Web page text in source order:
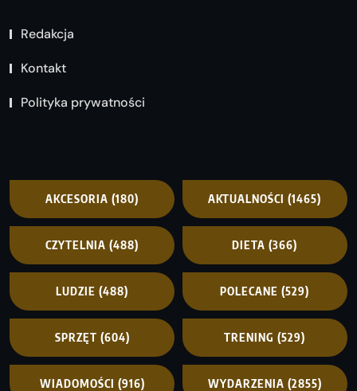
Redakcja
Kontakt
Polityka prywatności
AKCESORIA (180) AKTUALNOŚCI (1465)
CZYTELNIA (488) DIETA (366)
LUDZIE (488) POLECANE (529)
SPRZĘT (604) TRENING (529)
WIADOMOŚCI (916) WYDARZENIA (2855)